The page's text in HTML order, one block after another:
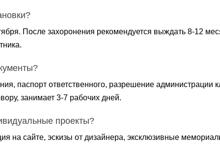
После захоронения рекомендуется выждать 8-12
паспорт ответственного, разрешение
занимает 3-7 рабочих дней.
проекты?
на сайте, эскизы от дизайнера, эксклюзивные